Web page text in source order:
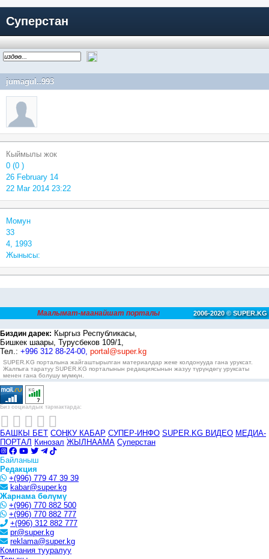
Суперстан
jumagul..993
Кыймылы жок
0 (0 )
26 February 14
22 Mar 2014 23:22
Момун
33
4, 1993
Жынысы:
Маалымат-маанайшат порталы 2006-2020 © SUPER.KG
Биздин дарек: Кыргыз Республикасы,
Бишкек шаары, Турусбеков 109/1,
Тел.: +996 312 88-24-00, portal@super.kg
SUPER.KG порталына жайгаштырылган материалдар жеке колдонууда гана уруксат.
Жалпыга таратуу SUPER.KG порталынын редакциясынын жазуу түрүндөгү уруксаты
менен гана болушу мүмкүн.
Биз социалдык тармактарда:
БАШКЫ БЕТ СОҢКУ КАБАР СУПЕР-ИНФО SUPER.KG ВИДЕО МЕДИА-
ПОРТАЛ Кинозал ЖЫЛНААМА Суперстан
Байланыш
Редакция
+(996) 779 47 39 39
kabar@super.kg
Жарнама бөлүмү
+(996) 770 882 500
+(996) 770 882 777
+(996) 312 882 777
pr@super.kg
reklama@super.kg
Компания тууралуу